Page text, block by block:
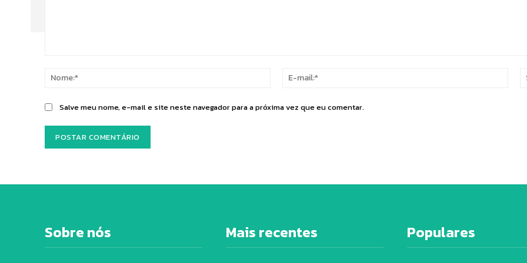
Nome:*
Salve meu nome, e-mail e site neste navegador para a próxima vez que eu comentar.
Sobre nós Mais recentes Populares